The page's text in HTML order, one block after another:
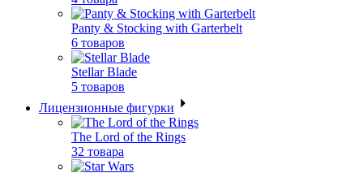
Panty & Stocking with Garterbelt
6 товаров
Stellar Blade
5 товаров
Лицензионные фигурки
The Lord of the Rings
32 товара